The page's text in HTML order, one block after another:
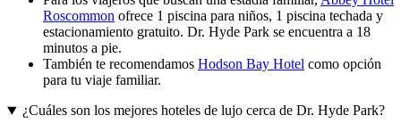
Roscommon ofrece 1 piscina para niños, 1 piscina techada y
estacionamiento gratuito. Dr. Hyde Park se encuentra a 18
minutos a pie.
También te recomendamos Hodson Bay Hotel como opción
para tu viaje familiar.
¿Cuáles son los mejores hoteles de lujo cerca de Dr. Hyde Park?